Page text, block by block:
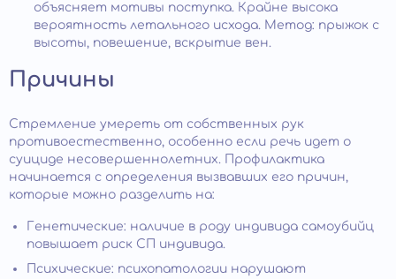
объясняет мотивы поступка. Крайне высока
вероятность летального исхода. Метод: прыжок с
высоты, повешение, вскрытие вен.
Причины
Стремление умереть от собственных рук
противоестественно, особенно если речь идет о
суициде несовершеннолетних. Профилактика
начинается с определения вызвавших его причин,
которые можно разделить на:
Генетические: наличие в роду индивида самоубийц
повышает риск СП индивида.
Психические: психопатологии нарушают